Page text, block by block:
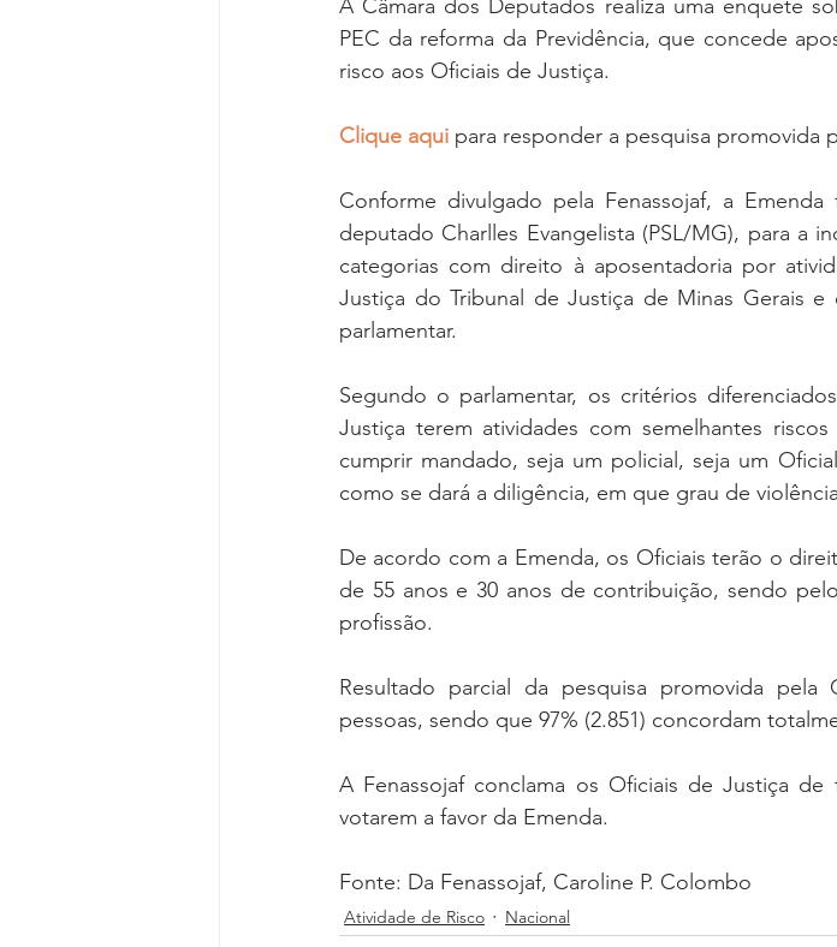
A Câmara dos Deputados realiza uma enquete
PEC da reforma da Previdência, que concede
risco aos Oficiais de Justiça.
Clique aqui para responder a pesquisa promovida
Conforme divulgado pela Fenassojaf, a
deputado Charlles Evangelista (PSL/MG), para a
categorias com direito à aposentadoria por
Justiça do Tribunal de Justiça de Minas Gerais
parlamentar.
Segundo o parlamentar, os critérios
Justiça terem atividades com semelhantes
cumprir mandado, seja um policial, seja um
como se dará a diligência, em que grau de
De acordo com a Emenda, os Oficiais terão o
de 55 anos e 30 anos de contribuição, sendo
profissão.
Resultado parcial da pesquisa promovida pela
pessoas, sendo que 97% (2.851) concordam
A Fenassojaf conclama os Oficiais de Justiça
votarem a favor da Emenda.
Fonte: Da Fenassojaf, Caroline P. Colombo
Atividade de Risco Nacional